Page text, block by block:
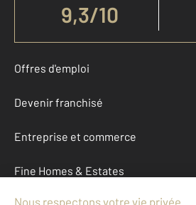
9,3/10
Offres d'emploi
Devenir franchisé
Entreprise et commerce
Fine Homes & Estates